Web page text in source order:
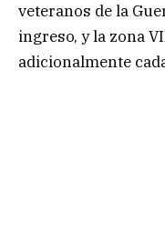
veteranos de la
ingreso, y la zona
adicionalmente